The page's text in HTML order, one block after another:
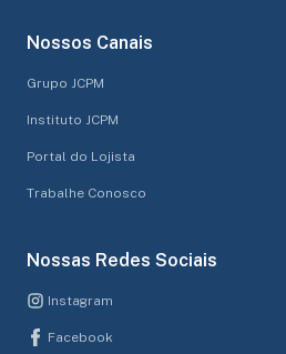
Nossos Canais
Grupo JCPM
Instituto JCPM
Portal do Lojista
Trabalhe Conosco
Nossas Redes Sociais
Instagram
Facebook